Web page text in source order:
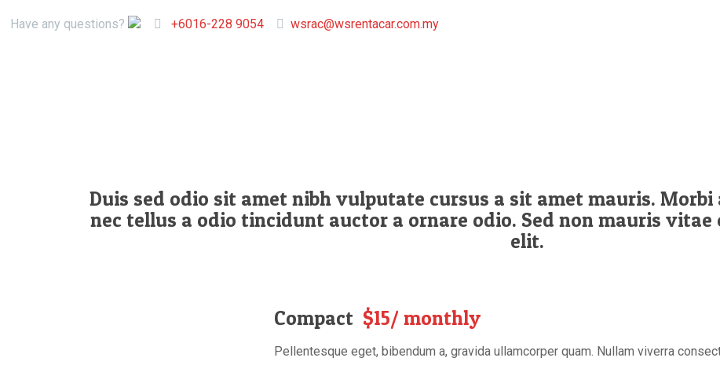
Have any questions? +6016-228 9054 wsrac@wsrentacar.com.my
Duis sed odio sit amet nibh vulputate cursus a sit amet mauris.
nec tellus a odio tincidunt auctor a ornare odio. Sed non mauris
elit.
Compact $15/ monthly
Pellentesque eget, bibendum a, gravida ullamcorper quam. Nullam viverra